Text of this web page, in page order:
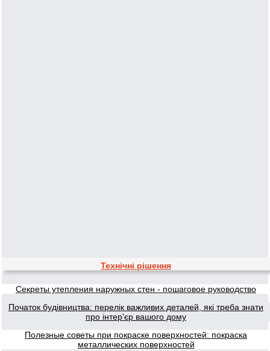
Технічні рішення
Секреты утепления наружных стен - пошаговое руководство
Початок будівництва: перелік важливих деталей, які треба знати
про інтер'єр вашого дому
Полезные советы при покраске поверхностей: покраска
металлических поверхностей